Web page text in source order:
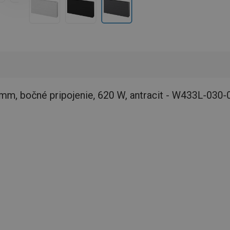
bočné pripojenie, 620 W, antracit - W433L-030-